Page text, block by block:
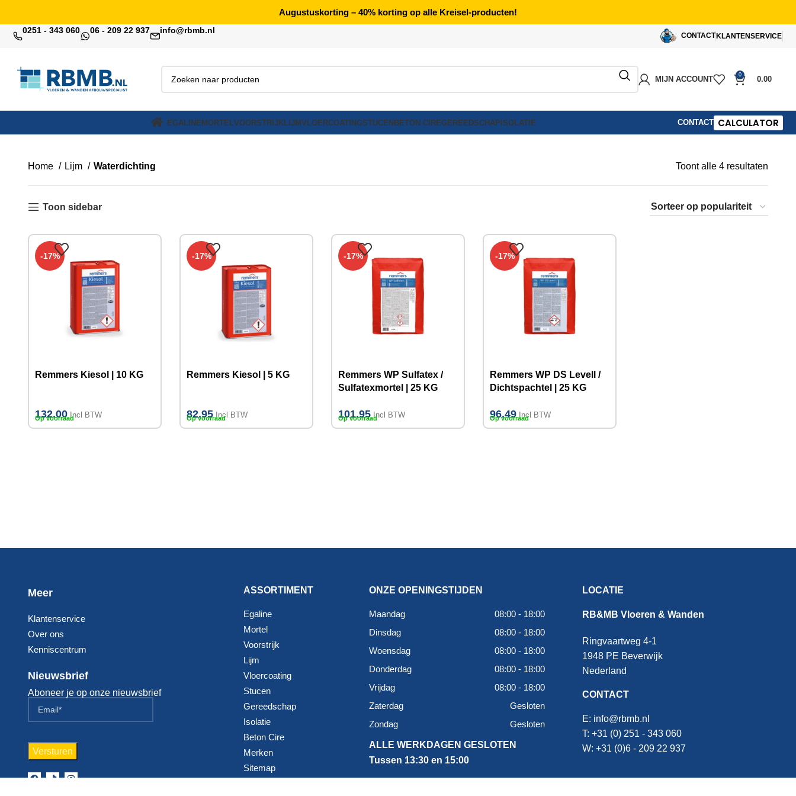
Augustuskorting – 40% korting op alle Kreisel-producten!
0251 - 343 060 06 - 209 22 937 info@rbmb.nl
CONTACT KLANTENSERVICE
MIJN ACCOUNT
0
0.00
EGALINEMORTELVOORSTRIJKLIJMVLOERCOATINGSTUCENBETON CIREGEREEDSCHAPISOLATIE CONTACT CALCULATOR
Home Lijm Waterdichting Toont alle 4 resultaten
Toon sidebar
-17%
Remmers Kiesol | 10 KG
132.00 Incl BTW
Op voorraad
-17%
Remmers Kiesol | 5 KG
82.95 Incl BTW
Op voorraad
-17%
Remmers WP Sulfatex /
Sulfatexmortel | 25 KG
101.95 Incl BTW
Op voorraad
-17%
Remmers WP DS Levell /
Dichtspachtel | 25 KG
96.49 Incl BTW
Op voorraad
Meer
Klantenservice
Over ons
Kenniscentrum
Nieuwsbrief
Aboneer je op onze nieuwsbrief
ASSORTIMENT
Egaline
Mortel
Voorstrijk
Lijm
Vloercoating
Stucen
Gereedschap
Isolatie
Beton Cire
Merken
Sitemap
ONZE OPENINGSTIJDEN
Maandag
08:00 - 18:00
Dinsdag
08:00 - 18:00
Woensdag
08:00 - 18:00
Donderdag
08:00 - 18:00
Vrijdag
08:00 - 18:00
Zaterdag
Gesloten
Zondag
Gesloten
ALLE WERKDAGEN GESLOTEN
Tussen 13:30 en 15:00
LOCATIE
RB&MB Vloeren & Wanden
Ringvaartweg 4-1
1948 PE Beverwijk
Nederland
CONTACT
E: info@rbmb.nl
T: +31 (0) 251 - 343 060
W: +31 (0)6 - 209 22 937